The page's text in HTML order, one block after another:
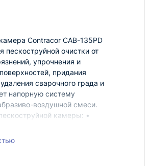
Contracor CAB-135PD
пескоструйной очистки от
упрочнения и
придания
сварочного града и
напорную систему
воздушной смеси.
камеры: •
воздуха, выбрасываемого из
• Увеличенная площадь